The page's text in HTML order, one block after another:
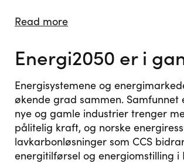
Read more
Energi2050 er i
Energisystemene og
økende grad sammen. Samfunnet
nye og gamle industrier trenger
pålitelig kraft, og norske
lavkarbonløsninger som CCS
energitilførsel og energiomstilling i